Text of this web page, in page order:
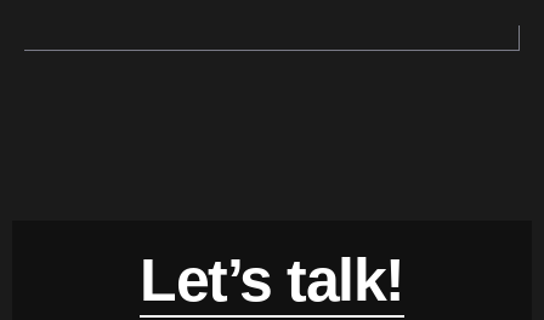
Let’s talk!